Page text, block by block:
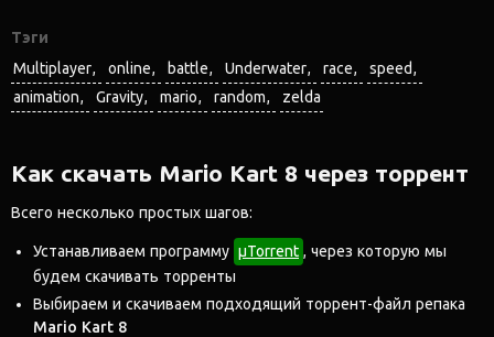
Тэги
Multiplayer
online battle Underwater race
speed
animation
Gravity mario random zelda
Как скачать Mario Kart 8 через торрент
Всего несколько простых шагов:
Устанавливаем программу μTorrent , через которую мы
будем скачивать торренты
Выбираем и скачиваем подходящий торрент-файл репака
Mario Kart 8